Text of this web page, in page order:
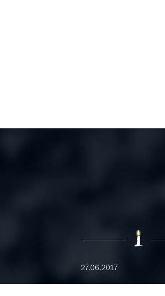
27.06.2017